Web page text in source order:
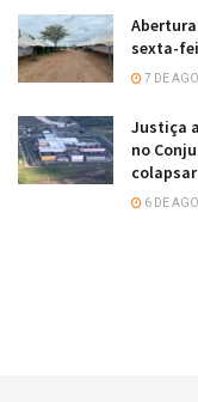
sexta-
7 DE
Justiça
no
colapsar
6 DE